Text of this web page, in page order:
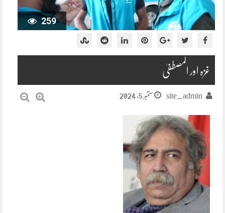
259
غزہ اور المصطفیٰ
site_admin ستمبر 5, 2024